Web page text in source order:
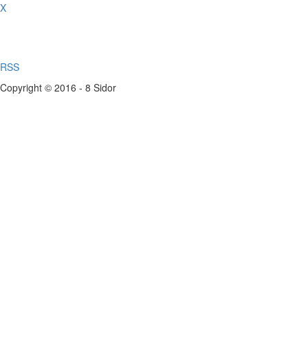
X
RSS
Copyright © 2016 - 8 Sidor